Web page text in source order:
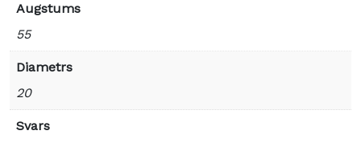
Augstums
55
Diametrs
20
Svars